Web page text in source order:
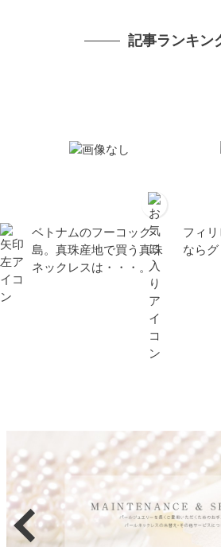
対応 オーバルライス 真記事ランキン
ベトナムのフーコック
島。真珠産地で買う真珠
ネックレスは・・・。
フィ
なら